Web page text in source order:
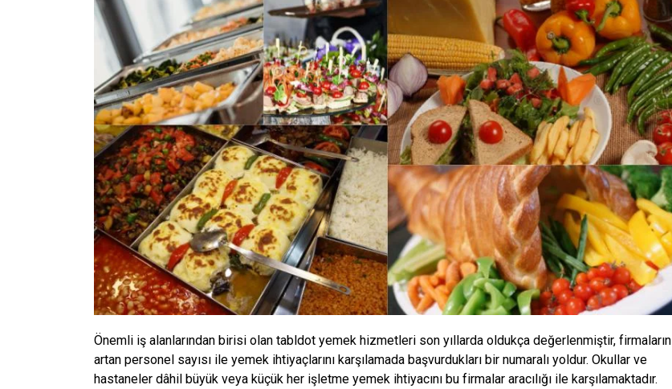
Önemli iş alanlarından birisi olan tabldot yemek hizmetleri son yıllarda oldukça değerlenmiştir, firmaların
artan personel sayısı ile yemek ihtiyaçlarını karşılamada başvurdukları bir numaralı yoldur. Okullar ve
hastaneler dâhil büyük veya küçük her işletme yemek ihtiyacını bu firmalar aracılığı ile karşılamaktadır.